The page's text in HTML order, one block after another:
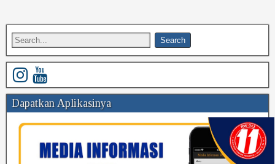
Dapatkan Aplikasinya